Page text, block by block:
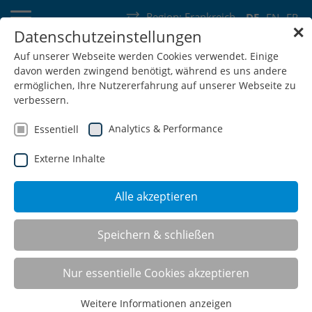
DE EN FR
Region: Frankreich
Deutschland Schweiz Österreich Belgien Frankreich
Luxemburg Niederlande Wallonie
SHOP
Flügeltürenschränke mit
Fachböden
✕
Datenschutzeinstellungen
Auf unserer Webseite werden Cookies verwendet. Einige
davon werden zwingend benötigt, während es uns andere
ermöglichen, Ihre Nutzererfahrung auf unserer Webseite zu
verbessern.
Essentiell Analytics & Performance
Externe Inhalte
Alle akzeptieren
Speichern & schließen
Nur essentielle Cookies akzeptieren
Weitere Informationen anzeigen